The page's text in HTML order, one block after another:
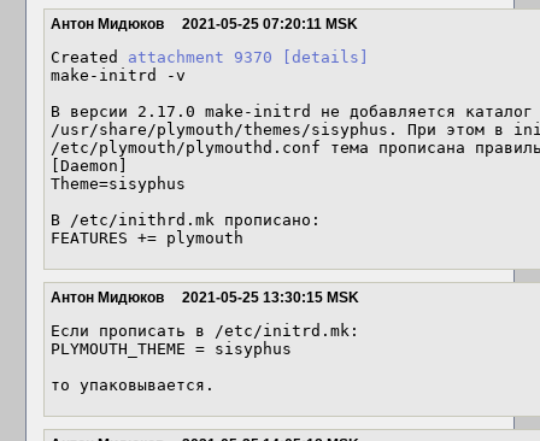
Антон Мидюков 2021-05-25 07:20:11 MSK
Created attachment 9370
[details]
make-initrd -v
В версии 2.17.0 make-initrd не добавляется каталог
/usr/share/plymouth/themes/sisyphus. При этом в
/etc/plymouth/plymouthd.conf тема прописана
[Daemon]
Theme=sisyphus
В /etc/inithrd.mk прописано:
FEATURES += plymouth
Антон Мидюков 2021-05-25 13:30:15 MSK
Если прописать в /etc/initrd.mk:
PLYMOUTH_THEME = sisyphus
то упаковывается.